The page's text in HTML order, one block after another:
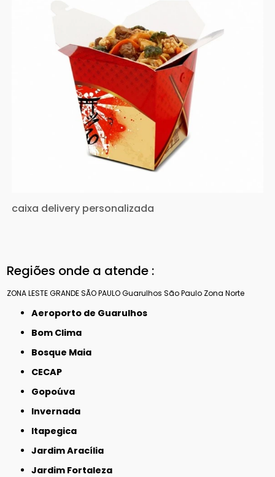
caixa delivery personalizada
Regiões onde a atende :
ZONA LESTEGRANDE SÃO PAULOGuarulhos São Paulo Zona Norte
Aeroporto de Guarulhos
Bom Clima
Bosque Maia
CECAP
Gopoúva
Invernada
Itapegica
Jardim Aracília
Jardim Fortaleza